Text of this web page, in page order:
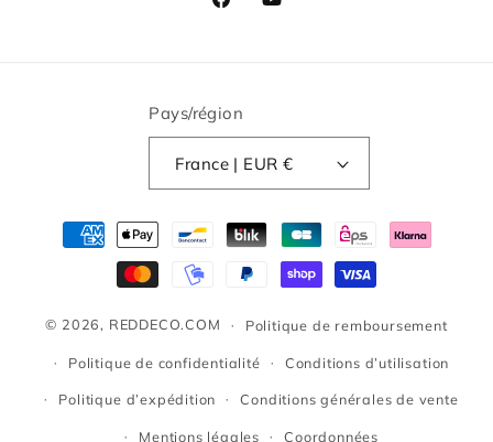
FacebookYouTube
Pays/région
France | EUR €
Moyens
de
paiement
© 2026, REDDECO.COM Politique de remboursement
Politique de confidentialité Conditions d’utilisation
Politique d’expédition Conditions générales de vente
Mentions légales Coordonnées